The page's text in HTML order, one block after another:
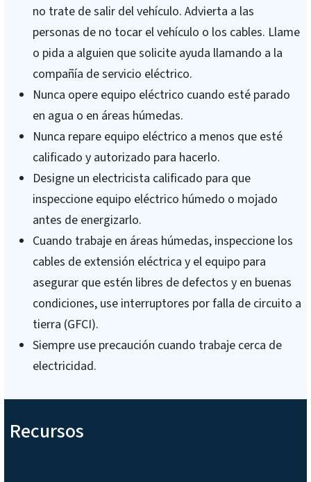
no trate de salir del vehículo. Advierta a las
personas de no tocar el vehículo o los cables. Llame
o pida a alguien que solicite ayuda llamando a la
compañía de servicio eléctrico.
Nunca opere equipo eléctrico cuando esté parado
en agua o en áreas húmedas.
Nunca repare equipo eléctrico a menos que esté
calificado y autorizado para hacerlo.
Designe un electricista calificado para que
inspeccione equipo eléctrico húmedo o mojado
antes de energizarlo.
Cuando trabaje en áreas húmedas, inspeccione los
cables de extensión eléctrica y el equipo para
asegurar que estén libres de defectos y en buenas
condiciones, use interruptores por falla de circuito a
tierra (GFCI).
Siempre use precaución cuando trabaje cerca de
electricidad.
Recursos